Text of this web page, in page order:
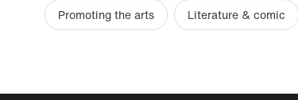
Promoting the arts
Literature & comic